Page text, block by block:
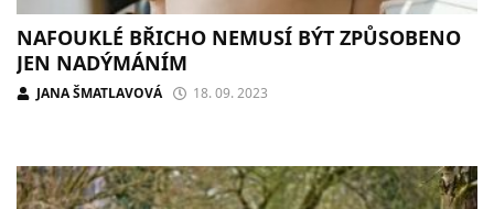
NAFOUKLÉ BŘICHO NEMUSÍ BÝT ZPŮSOBENO
JEN NADÝMÁNÍM
JANA ŠMATLAVOVÁ 18. 09. 2023